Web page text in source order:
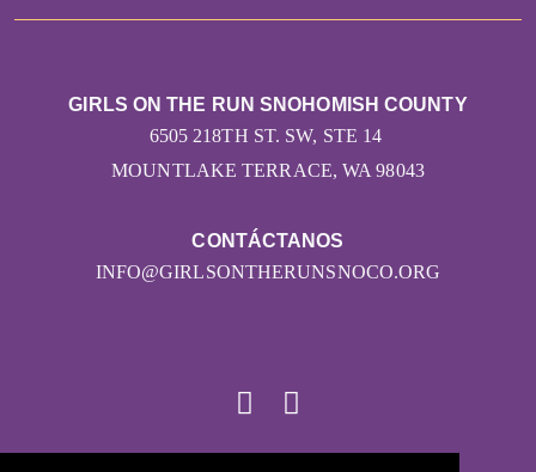
CONTÁCTANOS
INFO@GIRLSONTHERUNSNOCO.ORG
GIRLS ON THE RUN SNOHOMISH COUNTY
6505 218TH ST. SW, STE 14
MOUNTLAKE TERRACE, WA 98043